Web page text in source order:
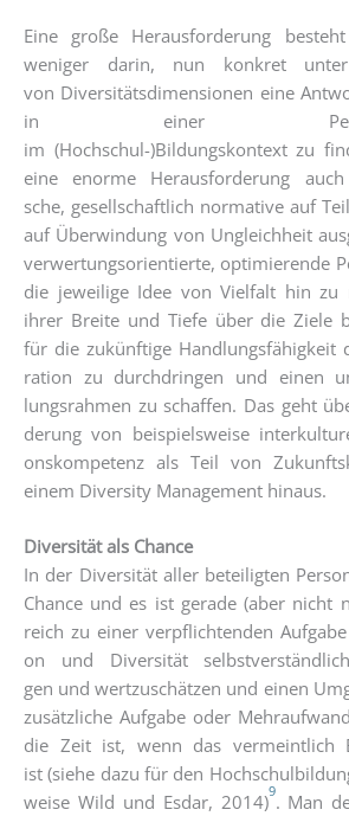
Eine gro­ße Her­aus­for­de­rung
weni­ger dar­in, nun kon­kret unter
von Diver­si­täts­di­men­sio­nen eine
in einer
im (Hochschul-)Bildungskontext zu
eine enor­me Her­aus­for­de­rung
sche, gesell­schaft­lich nor­ma­ti­ve auf
auf Über­win­dung von Ungleich­heit
ver­wer­tungs­ori­en­tier­te, opti­mie­ren­de
die jewei­li­ge Idee von Viel­falt hin zu
ihrer Brei­te und Tie­fe über die Zie­le
für die zukünf­ti­ge Hand­lungs­fä­hig­keit
ra­ti­on zu durch­drin­gen und einen
lungs­rah­men zu schaf­fen. Das geht
de­rung von bei­spiels­wei­se
ons­kom­pe­tenz als Teil von
einem Diver­si­ty Manage­ment hinaus.
Diver­si­tät als Chan­ce
In der Diver­si­tät aller betei­lig­ten
Chan­ce und es ist gera­de (aber nicht
reich zu einer ver­pflich­ten­den
on und Diver­si­tät
gen und wert­zu­schät­zen und einen
zusätz­li­che Auf­ga­be oder
die Zeit ist, wenn das ver­meint­lich
ist (sie­he dazu für den
wei­se Wild und Esdar, 2014)9. Man